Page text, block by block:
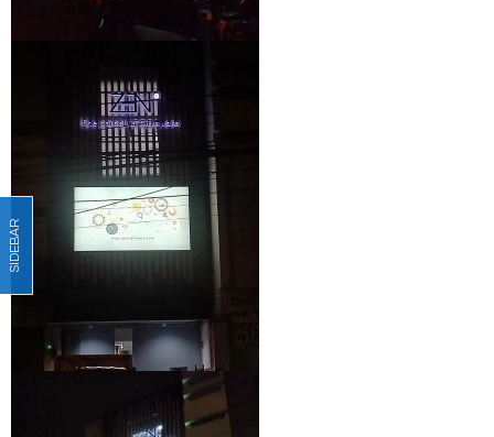
SIDEBAR